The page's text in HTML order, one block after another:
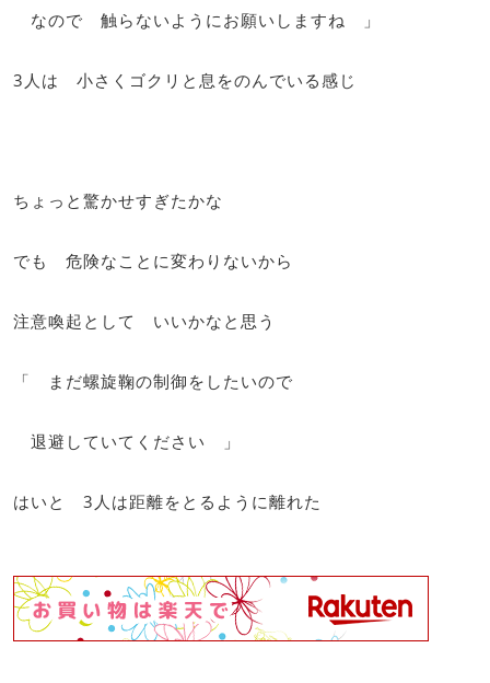
なので 触らないようにお願いしますね 」
3人は 小さくゴクリと息をのんでいる感じ
ちょっと驚かせすぎたかな
でも 危険なことに変わりないから
注意喚起として いいかなと思う
「 まだ螺旋鞠の制御をしたいので
退避していてください 」
はいと 3人は距離をとるように離れた